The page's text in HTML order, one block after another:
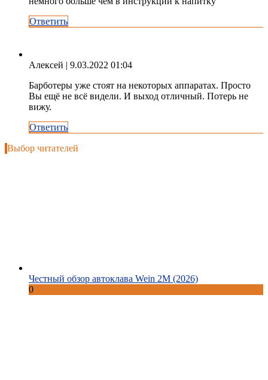
Ответить
Алексей | 9.03.2022 01:04
Барботеры уже стоят на некоторых аппаратах. Просто
Вы ещё не всё видели. И выход отличный. Потерь не
вижу.
Ответить
Выбор читателей
Честный обзор автоклава Wein 2M (2026)
0